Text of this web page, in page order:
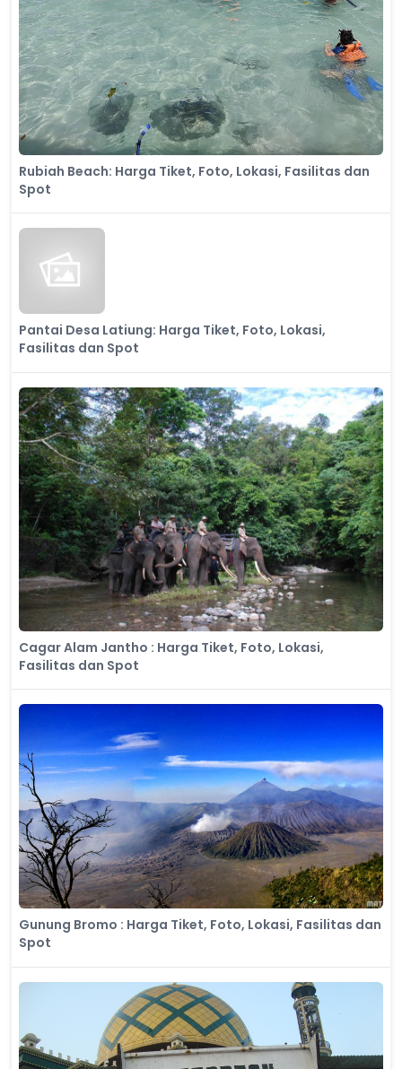
Rubiah Beach: Harga Tiket, Foto, Lokasi, Fasilitas dan
Spot
Pantai Desa Latiung: Harga Tiket, Foto, Lokasi,
Fasilitas dan Spot
Cagar Alam Jantho : Harga Tiket, Foto, Lokasi,
Fasilitas dan Spot
Gunung Bromo : Harga Tiket, Foto, Lokasi, Fasilitas dan
Spot